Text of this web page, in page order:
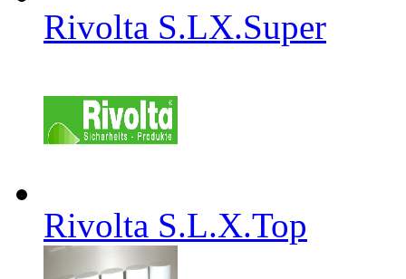
Rivolta S.LX.Super
Rivolta S.L.X.Top